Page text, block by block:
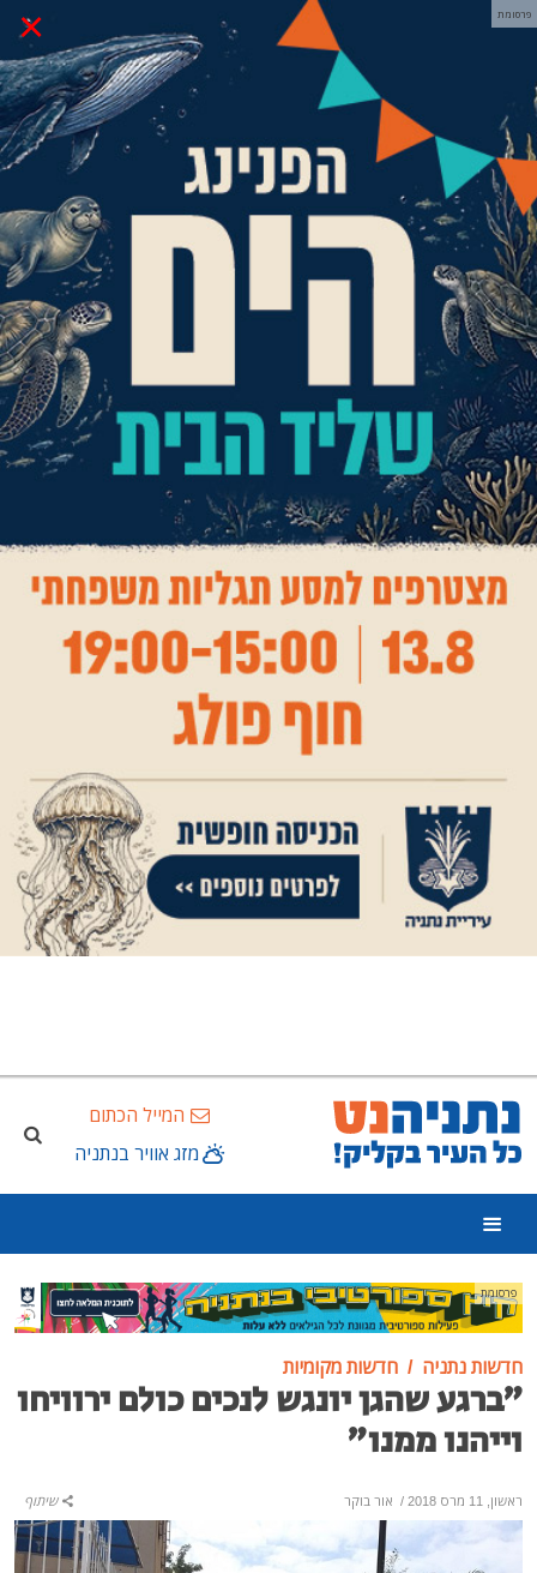
× פרסומת
המייל הכתום
מזג אוויר בנתניה
פרסומת
חדשות נתניה חדשות מקומיות
"ברגע שהגן יונגש לנכים כולם ירוויחו
וייהנו ממנו"
ראשון, 11 מרס 2018 / אור בוקר שיתוף